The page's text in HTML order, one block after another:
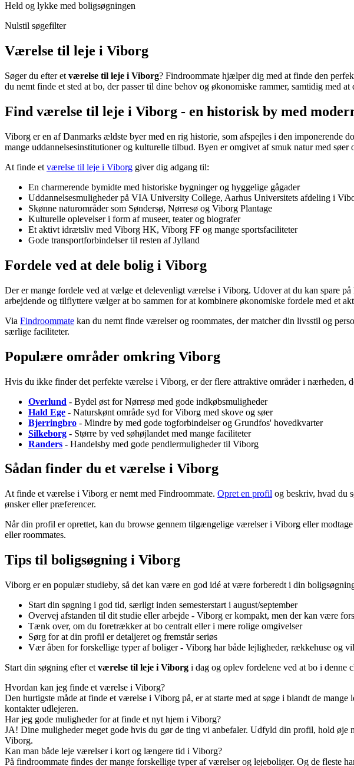
Held og lykke med boligsøgningen
Nulstil søgefilter
Værelse til leje i Viborg
Søger du efter et værelse til leje i Viborg? Findroommate hjælper dig med at finde den
du nemt finde et sted at bo, der passer til dine behov og økonomiske rammer, samtidig
Find værelse til leje i Viborg - en historisk by med
Viborg er en af Danmarks ældste byer med en rig historie, som afspejles i den imponerende
mange uddannelsesinstitutioner og kulturelle tilbud. Byen er omgivet af smuk natur med
At finde et værelse til leje i Viborg giver dig adgang til:
En charmerende bymidte med historiske bygninger og hyggelige gågader
Uddannelsesmuligheder på VIA University College, Aarhus Universitets afdeling i
Skønne naturområder som Søndersø, Nørresø og Viborg Plantage
Kulturelle oplevelser i form af museer, teater og biografer
Et aktivt idrætsliv med Viborg HK, Viborg FF og mange sportsfaciliteter
Gode transportforbindelser til resten af Jylland
Fordele ved at dele bolig i Viborg
Der er mange fordele ved at vælge et delevenligt værelse i Viborg. Udover at du kan spare
arbejdende og tilflyttere vælger at bo sammen for at kombinere økonomiske fordele med et
Via Findroommate kan du nemt finde værelser og roommates, der matcher din livsstil og
særlige faciliteter.
Populære områder omkring Viborg
Hvis du ikke finder det perfekte værelse i Viborg, er der flere attraktive områder i nærheden,
Overlund - Bydel øst for Nørresø med gode indkøbsmuligheder
Hald Ege - Naturskønt område syd for Viborg med skove og søer
Bjerringbro - Mindre by med gode togforbindelser og Grundfos' hovedkvarter
Silkeborg - Større by ved søhøjlandet med mange faciliteter
Randers - Handelsby med gode pendlermuligheder til Viborg
Sådan finder du et værelse i Viborg
At finde et værelse i Viborg er nemt med Findroommate. Opret en profil og beskriv, hvad du
ønsker eller præferencer.
Når din profil er oprettet, kan du browse gennem tilgængelige værelser i Viborg eller
eller roommates.
Tips til boligsøgning i Viborg
Viborg er en populær studieby, så det kan være en god idé at være forberedt i din
Start din søgning i god tid, særligt inden semesterstart i august/september
Overvej afstanden til dit studie eller arbejde - Viborg er kompakt, men der kan være
Tænk over, om du foretrækker at bo centralt eller i mere rolige omgivelser
Sørg for at din profil er detaljeret og fremstår seriøs
Vær åben for forskellige typer af boliger - Viborg har både lejligheder, rækkehuse og
Start din søgning efter et værelse til leje i Viborg i dag og oplev fordelene ved at bo i denne
Hvordan kan jeg finde et værelse i Viborg?
Den hurtigste måde at finde et værelse i Viborg på, er at starte med at søge i blandt de
kontakter udlejeren.
Har jeg gode muligheder for at finde et nyt hjem i Viborg?
JA! Dine muligheder meget gode hvis du gør de ting vi anbefaler. Udfyld din profil, hold øje
Viborg.
Kan man både leje værelser i kort og længere tid i Viborg?
På findroommate findes der mange forskellige typer af værelser og lejeboliger. Og de fleste